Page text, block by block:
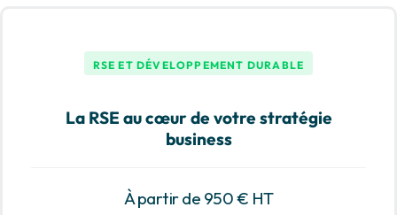
RSE ET DÉVELOPPEMENT DURABLE
La RSE au cœur de votre stratégie
business
À partir de 950 € HT